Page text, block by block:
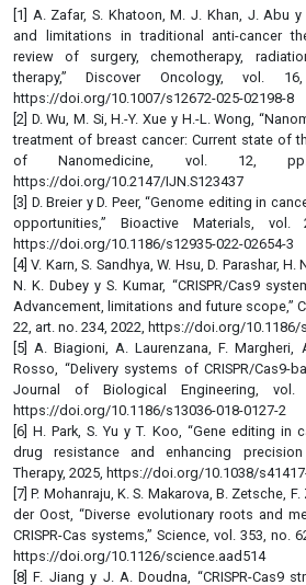
[1] A. Zafar, S. Khatoon, M. J. Khan, J. Abu
and limitations in traditional anti-cancer
review of surgery, chemotherapy,
therapy,” Discover Oncology, vol.
https://doi.org/10.1007/s12672-025-02198-8
[2] D. Wu, M. Si, H.-Y. Xue y H.-L. Wong,
treatment of breast cancer: Current state of
of Nanomedicine, vol. 12, pp.
https://doi.org/10.2147/IJN.S123437
[3] D. Breier y D. Peer, “Genome editing in
opportunities,” Bioactive Materials, vol.
https://doi.org/10.1186/s12935-022-02654-3
[4] V. Karn, S. Sandhya, W. Hsu, D. Parashar, H.
N. K. Dubey y S. Kumar, “CRISPR/Cas9
Advancement, limitations and future scope,”
22, art. no. 234, 2022, https://doi.org/10.1186/
[5] A. Biagioni, A. Laurenzana, F. Margheri,
Rosso, “Delivery systems of CRISPR/Cas9-
Journal of Biological Engineering,
https://doi.org/10.1186/s13036-018-0127-2
[6] H. Park, S. Yu y T. Koo, “Gene editing in
drug resistance and enhancing precision
Therapy, 2025, https://doi.org/10.1038/
[7] P. Mohanraju, K. S. Makarova, B. Zetsche,
der Oost, “Diverse evolutionary roots and
CRISPR-Cas systems,” Science, vol. 353, no.
https://doi.org/10.1126/science.aad514
[8] F. Jiang y J. A. Doudna, “CRISPR-Cas9